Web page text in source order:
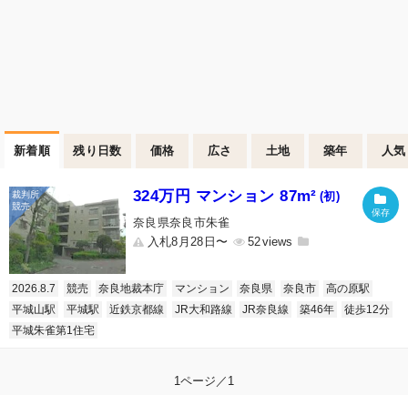
新着順 残り日数 価格 広さ 土地 築年 人気
324万円 マンション 87m² (初)
奈良県奈良市朱雀
入札8月28日〜
52
2026.8.7 競売 奈良地裁本庁 マンション 奈良県 奈良市
高の原駅
平城山駅
平城駅 近鉄京都線 JR大和路線 JR奈良線 築46年
徒歩12分
平城朱雀第1住宅
1ページ／1